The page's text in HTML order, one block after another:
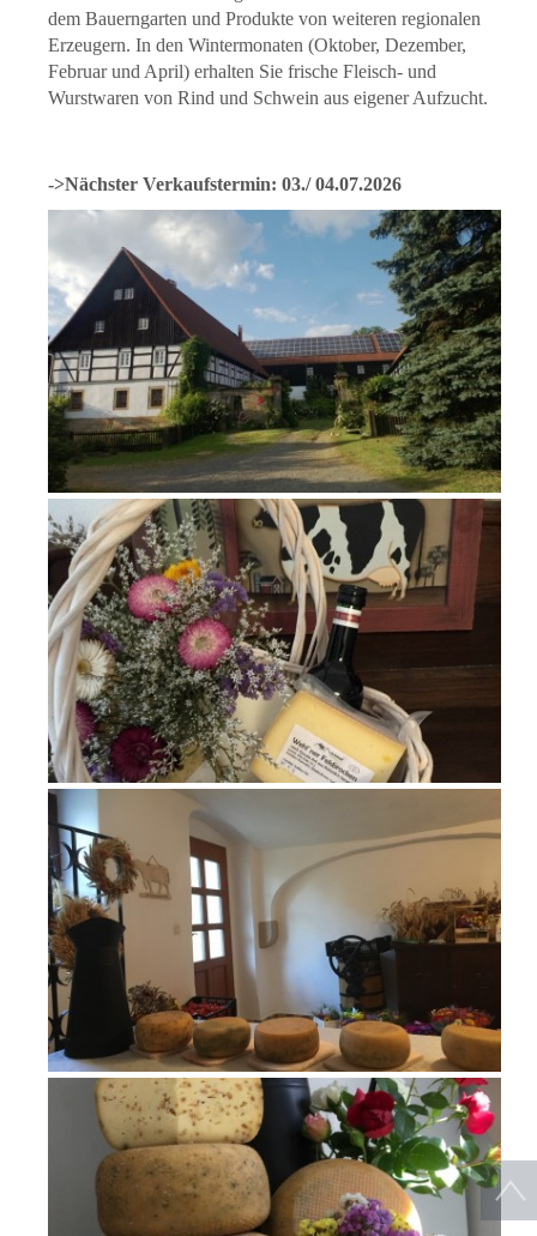
dem Bauerngarten und Produkte von weiteren regionalen
Erzeugern. In den Wintermonaten (Oktober, Dezember,
Februar und April) erhalten Sie frische Fleisch- und
Wurstwaren von Rind und Schwein aus eigener Aufzucht.
->Nächster Verkaufstermin: 03./ 04.07.2026